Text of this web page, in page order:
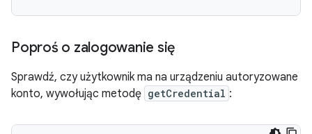
Poproś o zalogowanie się
Sprawdź, czy użytkownik ma na urządzeniu autoryzowane
konto, wywołując metodę getCredential :